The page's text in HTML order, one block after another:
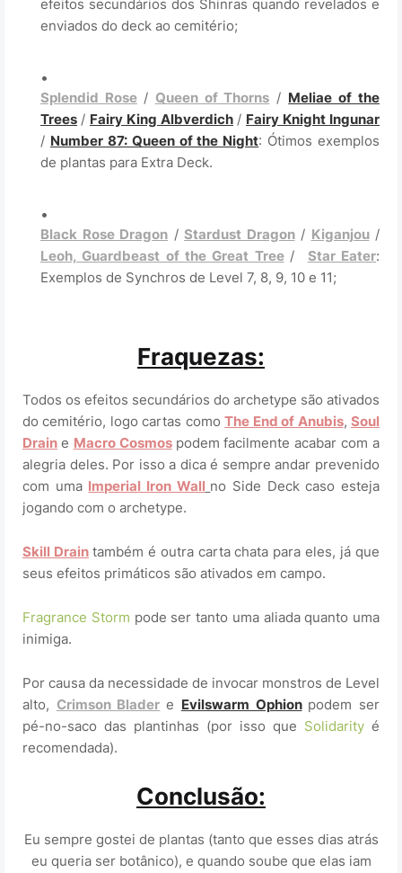
efeitos secundários dos Shinras quando revelados e
enviados do deck ao cemitério;
Splendid Rose / Queen of Thorns / Meliae of the
Trees / Fairy King Albverdich / Fairy Knight Ingunar
/ Number 87: Queen of the Night: Ótimos exemplos
de plantas para Extra Deck.
Black Rose Dragon / Stardust Dragon/ Kiganjou/
Leoh, Guardbeast of the Great Tree / Star Eater:
Exemplos de Synchros de Level 7, 8, 9, 10 e 11;
Fraquezas:
Todos os efeitos secundários do archetype são ativados
do cemitério, logo cartas comoThe End of Anubis,Soul
Drain e Macro Cosmos podem facilmente acabar com a
alegria deles. Por isso a dica é sempre andar prevenido
com uma Imperial Iron Wall no Side Deck caso esteja
jogando com o archetype.
Skill Drain também é outra carta chata para eles, já que
seus efeitos primáticos são ativados em campo.
Fragrance Storm pode ser tanto uma aliada quanto uma
inimiga.
Por causa da necessidade de invocar monstros de Level
alto, Crimson Blader e Evilswarm Ophion podem ser
pé-no-saco das plantinhas (por isso que Solidarity é
recomendada).
Conclusão:
Eu sempre gostei de plantas (tanto que esses dias atrás
eu queria ser botânico), e quando soube que elas iam